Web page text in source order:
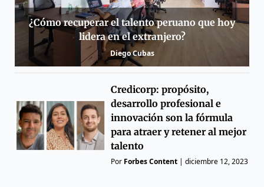
¿Cómo recuperar el talento peruano que hoy
lidera en el extranjero?
Diego Cubas
Credicorp: propósito,
desarrollo profesional e
innovación son la fórmula
para atraer y retener al mejor
talento
Por Forbes Content |diciembre 12, 2023